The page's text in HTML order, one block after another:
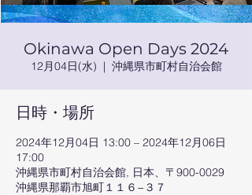
Okinawa Open Days 2024
12月04日(水)
  |
沖縄県市町村自治会館
日時・場所
2024年12月04日 13:00 – 2024年12月06日
17:00
沖縄県市町村自治会館, 日本、〒900-0029
沖縄県那覇市旭町１１６−３７